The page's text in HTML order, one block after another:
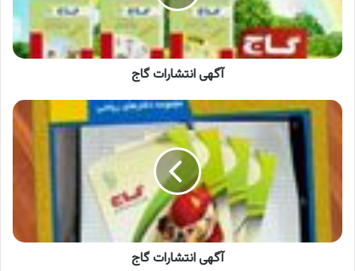
آگهی انتشارات گاج
آگهی
انتشارات
آگهی انتشارات گاج